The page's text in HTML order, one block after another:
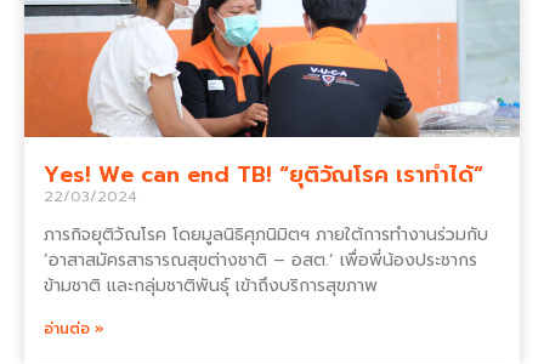
Yes! We can end TB! “ยุติวัณโรค เราทำได้”
22/03/2024
ภารกิจยุติวัณโรค โดยมูลนิธิศุภนิมิตฯ ภายใต้การทำงานร่วมกับ
‘อาสาสมัครสาธารณสุขต่างชาติ – อสต.’ เพื่อพี่น้องประชากร
ข้ามชาติ และกลุ่มชาติพันธุ์ เข้าถึงบริการสุขภาพ
อ่านต่อ »